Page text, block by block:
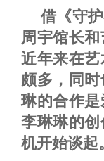
借《守
周宇馆长
近年来在
颇多，同
琳的合作
李琳琳的
机开始谈起